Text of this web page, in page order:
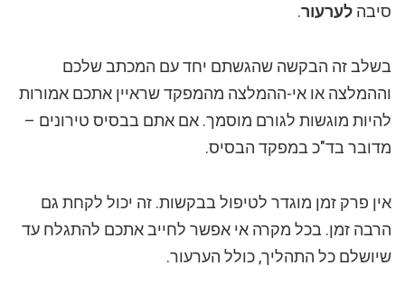
סיבה לערעור.
בשלב זה הבקשה שהגשתם יחד עם המכתב שלכם
וההמלצה או אי-ההמלצה מהמפקד שראיין אתכם אמורות
להיות מוגשות לגורם מוסמך. אם אתם בבסיס טירונים –
מדובר בד"כ במפקד הבסיס.
אין פרק זמן מוגדר לטיפול בבקשות. זה יכול לקחת גם
הרבה זמן. בכל מקרה אי אפשר לחייב אתכם להתגלח עד
שיושלם כל התהליך, כולל הערעור.